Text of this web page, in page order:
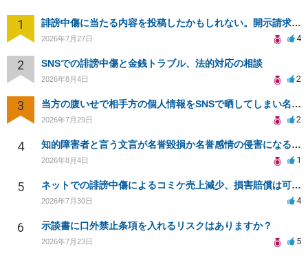
1 誹謗中傷に当たる内容を投稿したかもしれない。開示請求や民事刑事裁判に発展しうるのか教えて欲しい。
2026年7月27日 4
2 SNSでの誹謗中傷と金銭トラブル、法的対応の相談
2026年8月4日 2
3 当方の腹いせで相手方の個人情報をSNSで晒してしまい名誉毀損させてしまったかもしれない
2026年7月29日 2
4 知的障害者と言う文言が名誉毀損か名誉感情の侵害になるか教えてほしい。
2026年8月4日 1
5 ネットでの誹謗中傷によるコミケ売上減少、損害賠償は可能か？
2026年7月30日 4
6 示談書に口外禁止条項を入れるリスクはありますか？
2026年7月23日 5